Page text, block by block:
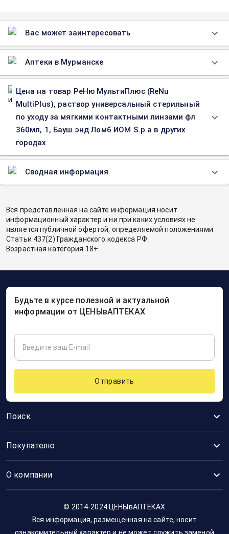
Вас может заинтересовать
Аптеки в Мурманске
Цена на товар РеНю МультиПлюс (ReNu
MultiPlus), раствор универсальный стерильный
по уходу за мягкими контактными линзами фл
360мл, 1, Бауш энд Ломб ИОМ S.p.a в других
городах
Сводная информация
Вся представленная на сайте информация носит
информационный характер и ни при каких условиях не
является публичной офертой, определяемой положениями
Статьи 437(2) Гражданского кодекса РФ.
Возрастная категория 18+.
Поиск
Покупателю
О компании
Будьте в курсе полезной и актуальной
информации от ЦЕНЫвАПТЕКАХ
Отправить
© 2014-2024 ЦЕНЫвАПТЕКАХ
Вся информация, размещенная на сайте, носит